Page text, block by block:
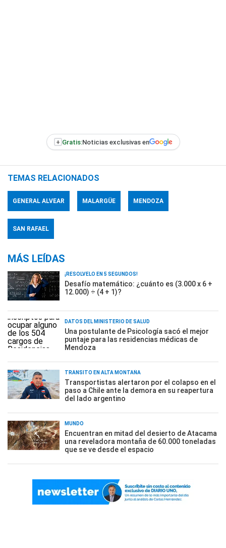
+ Gratis:Noticias exclusivas en
TEMAS RELACIONADOS
GENERAL ALVEAR MALARGÜE MENDOZA
SAN RAFAEL
MÁS LEÍDAS
¡RESOLVELO EN 5 SEGUNDOS!
Desafío matemático: ¿cuánto es (3.000 x 6 +
12.000) ÷ (4 + 1)?
DATOS DEL MINISTERIO DE SALUD
Una postulante de Psicología sacó el mejor
puntaje para las residencias médicas de
Mendoza
TRÁNSITO EN ALTA MONTAÑA
Transportistas alertaron por el colapso en el
paso a Chile ante la demora en su reapertura
del lado argentino
MUNDO
Encuentran en mitad del desierto de Atacama
una reveladora montaña de 60.000 toneladas
que se ve desde el espacio